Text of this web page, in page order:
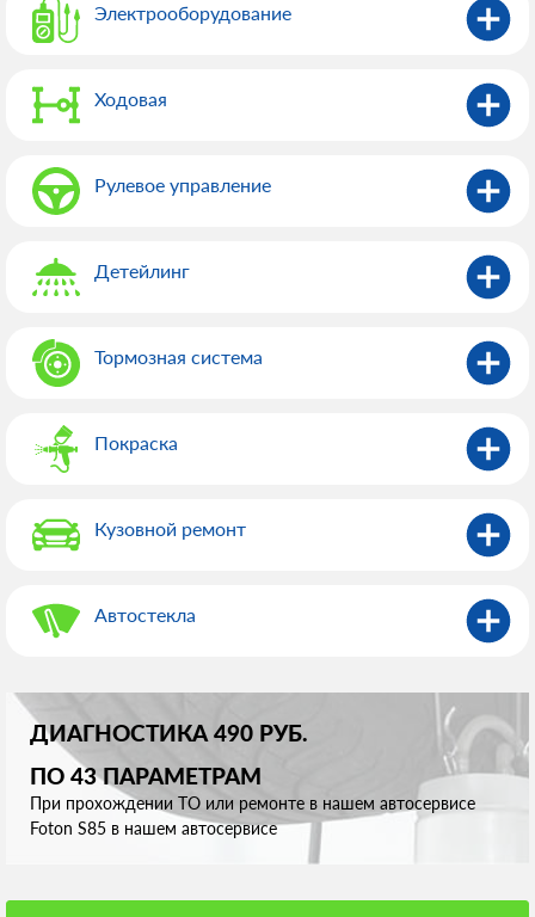
Электрооборудованиe
Ходовая
Рулевое управление
Детейлинг
Тормозная система
Покраска
Кузовной ремонт
Автостекла
ДИАГНОСТИКА 490 РУБ.
ПО 43 ПАРАМЕТРАМ
При прохождении ТО или ремонте в нашем автосервисе
Foton S85 в нашем автосервисе